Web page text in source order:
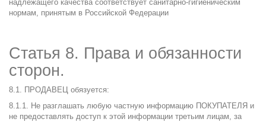
надлежащего качества соответствует санитарно-гигиеническим
нормам, принятым в Российской Федерации
Статья 8. Права и обязанности
сторон.
8.1. ПРОДАВЕЦ обязуется:
8.1.1. Не разглашать любую частную информацию ПОКУПАТЕЛЯ и
не предоставлять доступ к этой информации третьим лицам, за